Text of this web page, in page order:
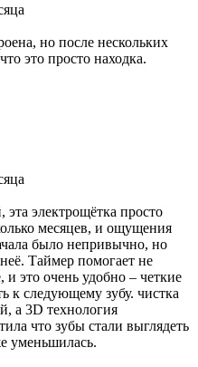
но после нескольких
это просто находка.
электрощётка просто
месяцев, и ощущения
было непривычно, но
Таймер помогает не
и это очень удобно – четкие
к следующему зубу. чистка
а 3D технология
что зубы стали выглядеть
уменьшилась.